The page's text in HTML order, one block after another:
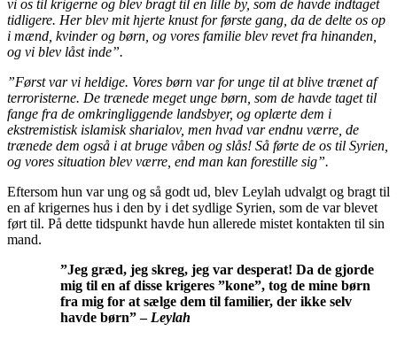
vi os til krigerne og blev bragt til en lille by, som de havde indtaget
tidligere. Her blev mit hjerte knust for første gang, da de delte os op
i mænd, kvinder og børn, og vores familie blev revet fra hinanden,
og vi blev låst inde”.
”Først var vi heldige. Vores børn var for unge til at blive trænet af
terroristerne. De trænede meget unge børn, som de havde taget til
fange fra de omkringliggende landsbyer, og oplærte dem i
ekstremistisk islamisk sharialov, men hvad var endnu værre, de
trænede dem også i at bruge våben og slås! Så førte de os til Syrien,
og vores situation blev værre, end man kan forestille sig”.
Eftersom hun var ung og så godt ud, blev Leylah udvalgt og bragt til
en af krigernes hus i den by i det sydlige Syrien, som de var blevet
ført til. På dette tidspunkt havde hun allerede mistet kontakten til sin
mand.
”Jeg græd, jeg skreg, jeg var desperat! Da de gjorde
mig til en af disse krigeres ”kone”, tog de mine børn
fra mig for at sælge dem til familier, der ikke selv
havde børn” – Leylah